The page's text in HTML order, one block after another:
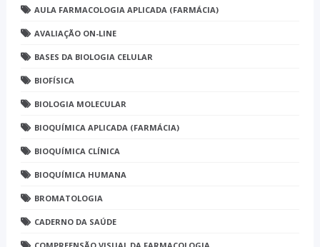
AULA FARMACOLOGIA APLICADA (FARMÁCIA)
AVALIAÇÃO ON-LINE
BASES DA BIOLOGIA CELULAR
BIOFÍSICA
BIOLOGIA MOLECULAR
BIOQUÍMICA APLICADA (FARMÁCIA)
BIOQUÍMICA CLÍNICA
BIOQUÍMICA HUMANA
BROMATOLOGIA
CADERNO DA SAÚDE